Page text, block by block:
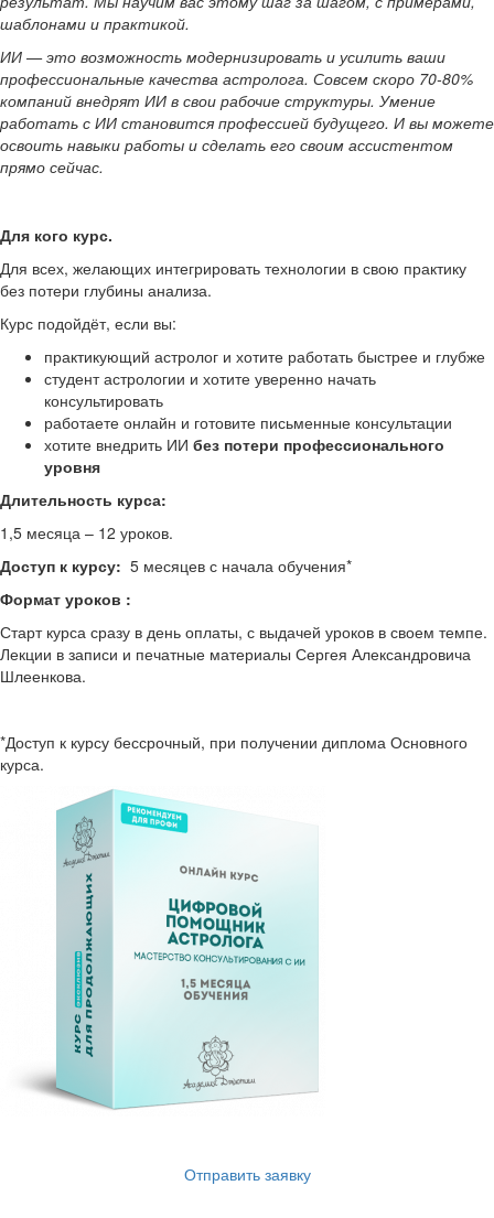
шаблонами и практикой.
ИИ — это возможность модернизировать и усилить ваши
профессиональные качества астролога. Совсем скоро 70-80%
компаний внедрят ИИ в свои рабочие структуры. Умение
работать с ИИ становится профессией будущего. И вы можете
освоить навыки работы и сделать его своим ассистентом
прямо сейчас.
Для кого курс.
Для всех, желающих интегрировать технологии в свою практику
без потери глубины анализа.
Курс подойдёт, если вы:
практикующий астролог и хотите работать быстрее и глубже
студент астрологии и хотите уверенно начать
консультировать
работаете онлайн и готовите письменные консультации
хотите внедрить ИИ без потери профессионального
уровня
Длительность курса:
1,5 месяца – 12 уроков.
Доступ к курсу: 5 месяцев с начала обучения*
Формат уроков :
Старт курса сразу в день оплаты, с выдачей уроков в своем темпе.
Лекции в записи и печатные материалы Сергея Александровича
Шлеенкова.
*Доступ к курсу бессрочный, при получении диплома Основного
курса.
Отправить заявку